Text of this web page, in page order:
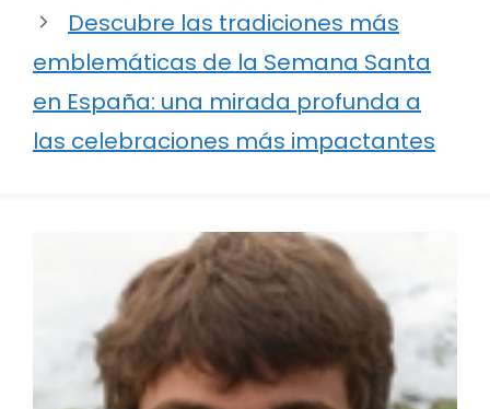
Descubre las tradiciones más
emblemáticas de la Semana Santa
en España: una mirada profunda a
las celebraciones más impactantes